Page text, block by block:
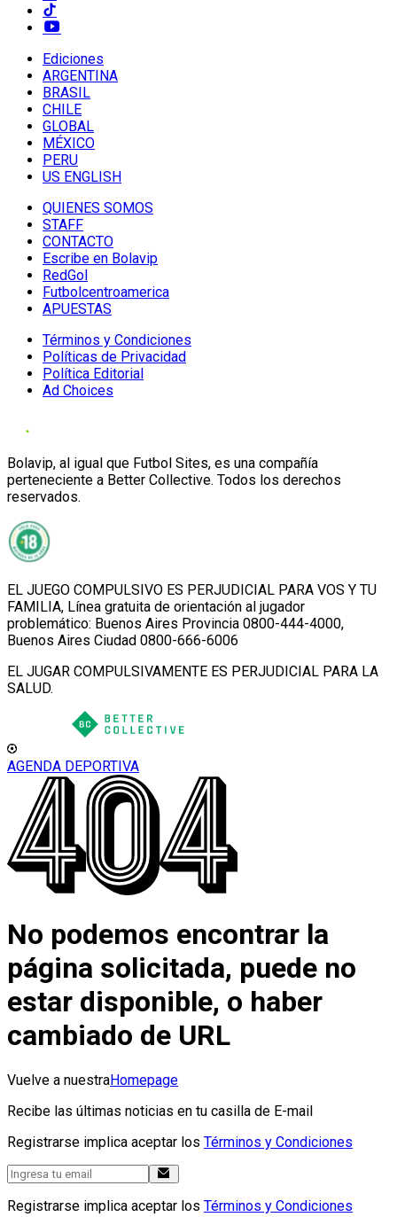
Ediciones
ARGENTINA
BRASIL
CHILE
GLOBAL
MÉXICO
PERU
US ENGLISH
QUIENES SOMOS
STAFF
CONTACTO
Escribe en Bolavip
RedGol
Futbolcentroamerica
APUESTAS
Términos y Condiciones
Políticas de Privacidad
Política Editorial
Ad Choices
Bolavip, al igual que Futbol Sites, es una compañía
perteneciente a Better Collective. Todos los derechos
reservados.
EL JUEGO COMPULSIVO ES PERJUDICIAL PARA VOS Y TU
FAMILIA, Línea gratuita de orientación al jugador
problemático: Buenos Aires Provincia 0800-444-4000,
Buenos Aires Ciudad 0800-666-6006
EL JUGAR COMPULSIVAMENTE ES PERJUDICIAL PARA LA
SALUD.
AGENDA DEPORTIVA
No podemos encontrar la
página solicitada, puede no
estar disponible, o haber
cambiado de URL
Vuelve a nuestraHomepage
Recibe las últimas noticias en tu casilla de E-mail
Registrarse implica aceptar los Términos y Condiciones
Registrarse implica aceptar los Términos y Condiciones